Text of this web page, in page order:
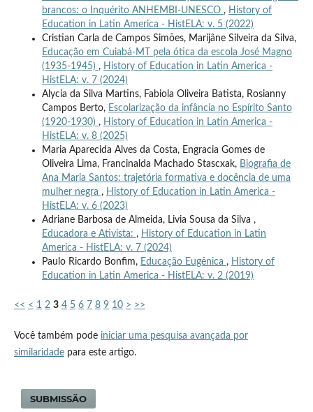
brancos: o Inquérito ANHEMBI-UNESCO , History of
Education in Latin America - HistELA: v. 5 (2022)
Cristian Carla de Campos Simões, Marijâne Silveira da Silva,
Educação em Cuiabá-MT pela ótica da escola José Magno
(1935-1945) , History of Education in Latin America -
HistELA: v. 7 (2024)
Alycia da Silva Martins, Fabiola Oliveira Batista, Rosianny
Campos Berto, Escolarização da infância no Espírito Santo
(1920-1930) , History of Education in Latin America -
HistELA: v. 8 (2025)
Maria Aparecida Alves da Costa, Engracia Gomes de
Oliveira Lima, Francinalda Machado Stascxak, Biografia de
Ana Maria Santos: trajetória formativa e docência de uma
mulher negra , History of Education in Latin America -
HistELA: v. 6 (2023)
Adriane Barbosa de Almeida, Livia Sousa da Silva ,
Educadora e Ativista: , History of Education in Latin
America - HistELA: v. 7 (2024)
Paulo Ricardo Bonfim, Educação Eugênica , History of
Education in Latin America - HistELA: v. 2 (2019)
<< < 1 2 3 4 5 6 7 8 9 10 > >>
Você também pode iniciar uma pesquisa avançada por
similaridadepara este artigo.
SUBMISSÃO